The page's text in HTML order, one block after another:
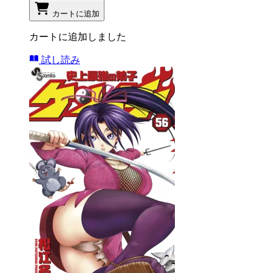
カートに追加
カートに追加しました
試し読み